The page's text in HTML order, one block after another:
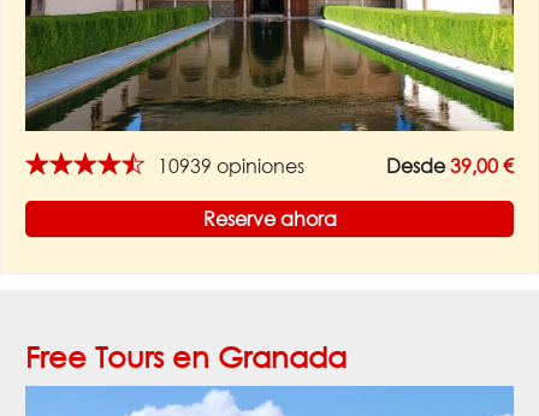
★★★★★ 10939 opiniones Desde39,00 €
Reserve ahora
Free Tours en Granada